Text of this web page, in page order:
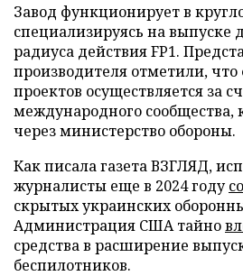
Завод функционирует в
специализируясь на выпуске
радиуса действия FP1.
производителя отметили,
проектов осуществляется за
международного сообщества,
через министерство обороны.
Как писала газета ВЗГЛЯД,
журналисты еще в 2024 году
скрытых украинских
Администрация США тайно
средства в расширение
беспилотников.